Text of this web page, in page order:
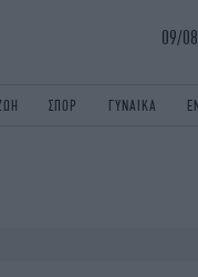
09/
ΣΠΟΡ ΓΥΝΑΙΚΑ